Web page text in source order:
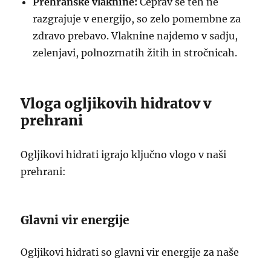
razgrajuje v energijo, so zelo pomembne za
zdravo prebavo. Vlaknine najdemo v sadju,
zelenjavi, polnozrnatih žitih in stročnicah.
Vloga ogljikovih hidratov v
prehrani
Ogljikovi hidrati igrajo ključno vlogo v naši
prehrani:
Glavni vir energije
Ogljikovi hidrati so glavni vir energije za naše